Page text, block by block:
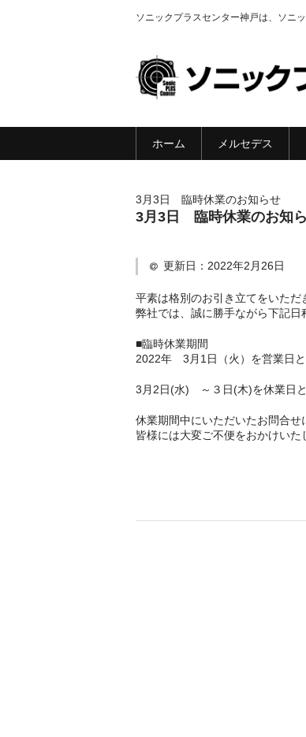
ソニックプラスセンター神戸は、ソニ
ホーム メルセデス
3月3日 臨時休業のお知らせ
3月3日 臨時休業のお知
更新日： 2022年2月26日
平素は格別のお引き立てをいただ
弊社では、誠に勝手ながら下記日
■臨時休業期間
2022年 3月1日（火）を営業日と
3月2日(水) ～３日(木)を休業日と
休業期間中にいただいたお問合せ
皆様には大変ご不便をおかけいた